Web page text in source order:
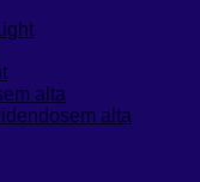
em alta
em alta